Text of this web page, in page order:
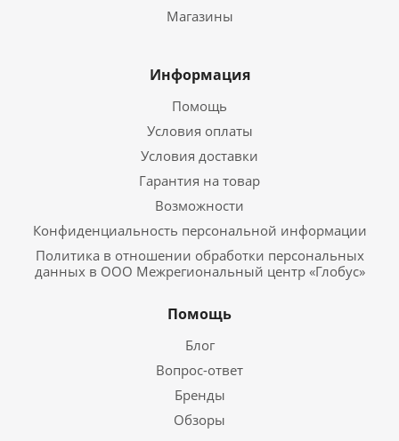
Магазины
Информация
Помощь
Условия оплаты
Условия доставки
Гарантия на товар
Возможности
Конфиденциальность персональной информации
Политика в отношении обработки персональных
данных в ООО Межрегиональный центр «Глобус»
Помощь
Блог
Вопрос-ответ
Бренды
Обзоры